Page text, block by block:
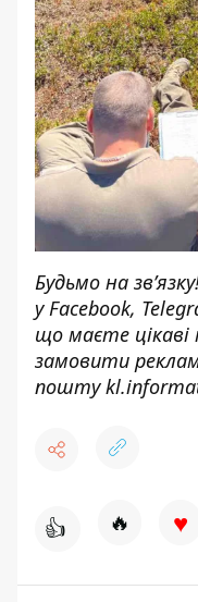
Будьмо на
уFacebook,
що маєте
замовити
пошту
👍 🔥 ♥